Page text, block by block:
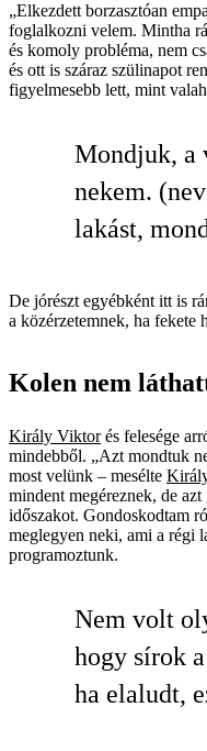
„Elkezdett borzasztóan
foglalkozni velem. Mintha
és komoly probléma, nem
és ott is száraz szülinapot
figyelmesebb lett, mint
Mondjuk, a
nekem.
lakást,
De jórészt egyébként itt is
a közérzetemnek, ha fekete
Kolen nem
Király Viktorés felesége
mindebből. „Azt mondtuk
most velünk – mesélte
mindent megéreznek, de
időszakot. Gondoskodtam
meglegyen neki, ami a régi
programoztunk.
Nem volt
hogy sírok
ha elaludt,